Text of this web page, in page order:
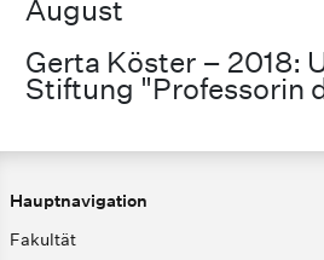
August
Gerta Köster – 2018:
Stiftung "Professorin
Hauptnavigation
Fakultät